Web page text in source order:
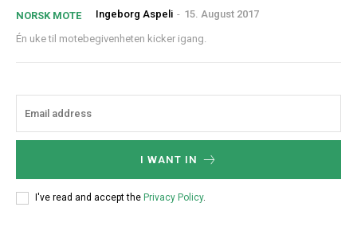
NORSK MOTE Ingeborg Aspeli - 15. August 2017
Én uke til motebegivenheten kicker igang.
I WANT IN
I've read and accept the Privacy Policy.